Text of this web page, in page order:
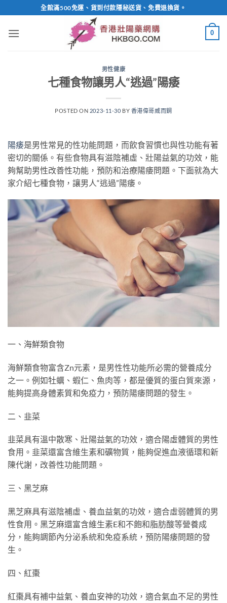
to
content
全館滿500免運、貨到付款隱秘送貨、免費退換貨。
0
男性健康
七種食物讓男人“逃過”陽痿
POSTED ON 2023-11-30 BY 香港偉哥威而鋼
陽痿是男性常見的性功能問題，而飲食習慣也與性功能有著
密切的關係。有些食物具有滋陰補虛、壯陽益氣的功效，能
夠幫助男性改善性功能，預防和治療陽痿問題。下面就為大
家介紹七種食物，讓男人“逃過”陽痿。
一、海鮮類食物
海鮮類食物富含Zn元素，是男性性功能所必需的營養成分
之一。例如牡蠣、蝦仁、魚肉等，都是優質的蛋白質來源，
能夠提高身體素質和免疫力，預防陽痿問題的發生。
二、韭菜
韭菜具有溫中散寒、壯陽益氣的功效，適合陽虛體質的男性
食用。韭菜還富含維生素和礦物質，能夠促進血液循環和新
陳代謝，改善性功能問題。
三、黑芝麻
黑芝麻具有滋陰補虛、養血益氣的功效，適合虛弱體質的男
性食用。黑芝麻還富含維生素E和不飽和脂肪酸等營養成
分，能夠調節內分泌系統和免疫系統，預防陽痿問題的發
生。
四、紅棗
紅棗具有補中益氣、養血安神的功效，適合氣血不足的男性